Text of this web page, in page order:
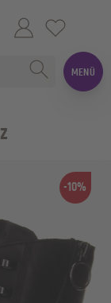
MENÜ
-10%